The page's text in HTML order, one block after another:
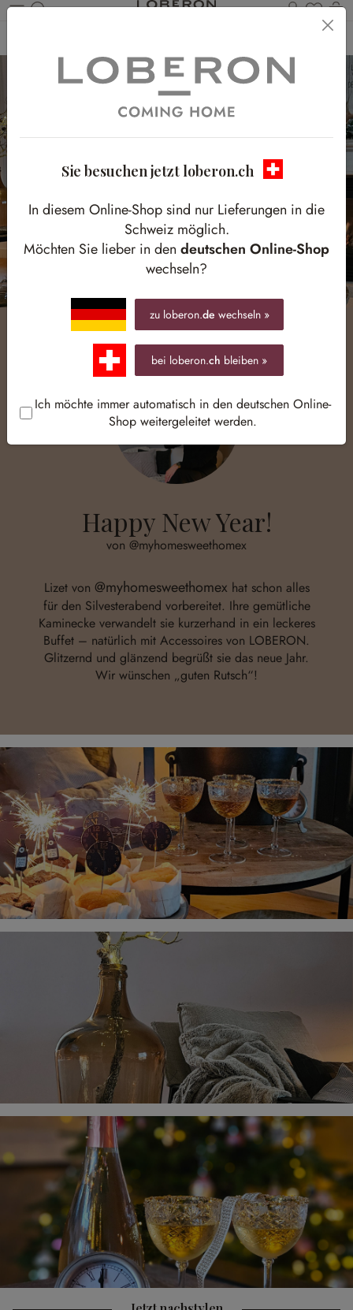
Du
Happy New Year!
von @myhomesweethomex
Lizet von @myhomesweethomex hat schon alles
für den Silvesterabend vorbereitet. Ihre gemütliche
Kaminecke verwandelt sie kurzerhand in ein leckeres
Buffet – natürlich mit Accessoires von LOBERON.
Glitzernd und glänzend begrüßt sie das neue Jahr.
Wir wünschen „guten Rutsch“!
Sie besuchen jetzt loberon.ch
In diesem Online-Shop sind nur Lieferungen in die
Schweiz möglich.
Möchten Sie lieber in den deutschen Online-Shop
wechseln?
zu loberon.de wechseln »
bei loberon.ch bleiben »
Ich möchte immer automatisch in den deutschen Online-
Shop weitergeleitet werden.